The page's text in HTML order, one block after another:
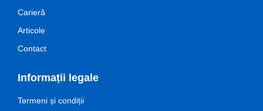
Carieră
Articole
Contact
Informații legale
Termeni și condiții